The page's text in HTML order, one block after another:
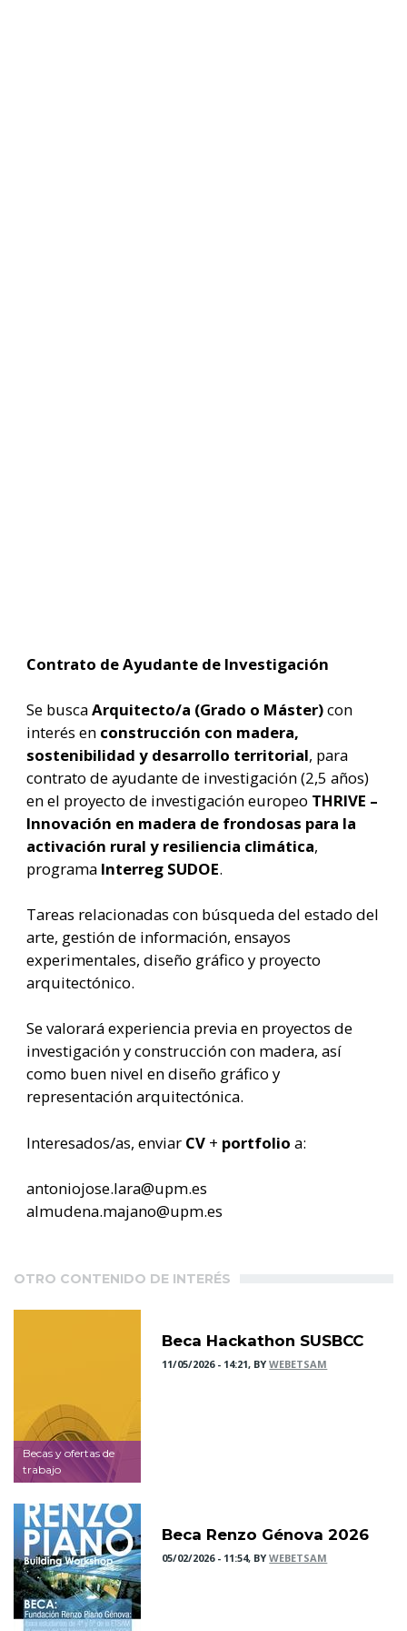
Contrato de Ayudante de Investigación
Se buscaArquitecto/a (Grado o Máster)con
interés en construcción con madera,
sostenibilidad y desarrollo territorial, para
contrato de ayudante de investigación (2,5 años)
en el proyecto de investigación europeo THRIVE –
Innovación en madera de frondosas para la
activación rural y resiliencia climática,
programa Interreg SUDOE.
Tareas relacionadas con búsqueda del estado del
arte, gestión de información, ensayos
experimentales, diseño gráfico y proyecto
arquitectónico.
Se valorará experiencia previa en proyectos de
investigación y construcción con madera, así
como buen nivel en diseño gráfico y
representación arquitectónica.
Interesados/as, enviar CV + portfolio a:
antoniojose.lara@upm.es
almudena.majano@upm.es
OTRO CONTENIDO DE INTERÉS
Becas y ofertas de
trabajo
Beca Hackathon SUSBCC
11/05/2026 - 14:21, BYWEBETSAM
Beca Renzo Génova 2026
05/02/2026 - 11:54, BYWEBETSAM